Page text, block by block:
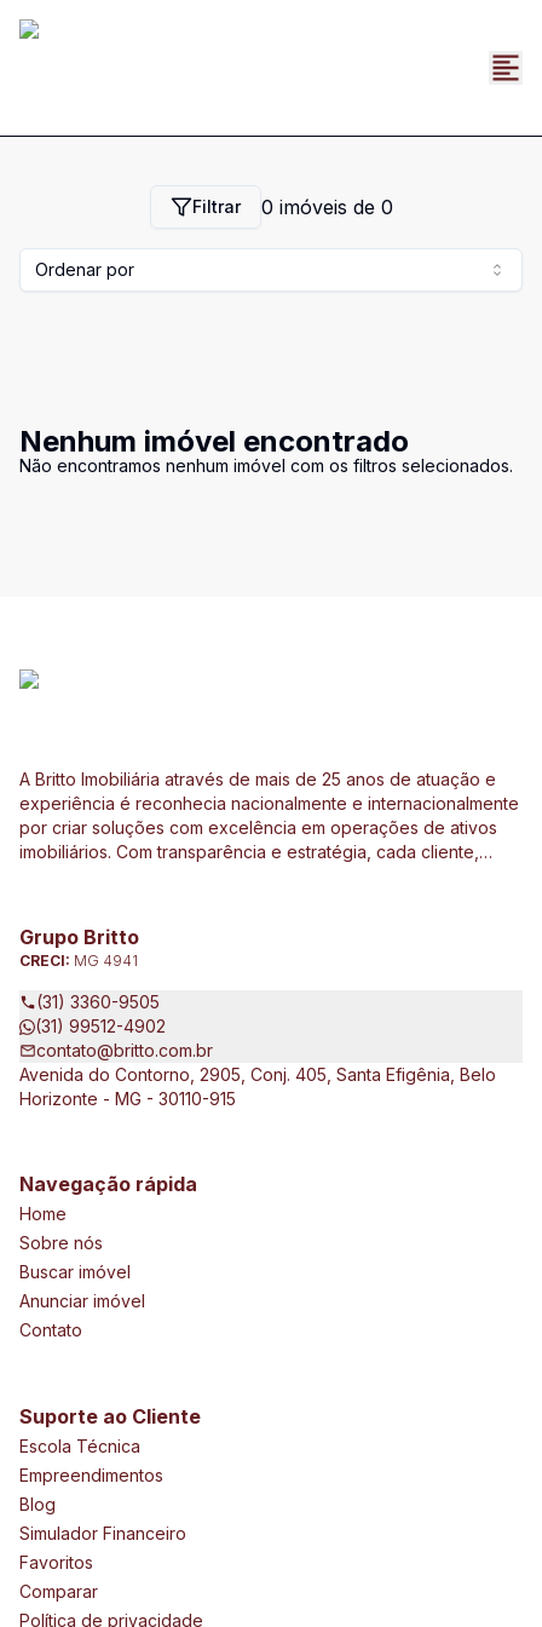
Filtrar 0 imóveis de 0
Ordenar por
Nenhum imóvel encontrado
Não encontramos nenhum imóvel com os filtros selecionados.
A Britto Imobiliária através de mais de 25 anos de atuação e
experiência é reconhecia nacionalmente e internacionalmente
por criar soluções com excelência em operações de ativos
imobiliários. Com transparência e estratégia, cada cliente,
investimentos ligados ao mercado imobiliário, construção civil,
incorporação de empreendimentos, avaliações e perícias de
imóveis urbanos e rurais. Atuamos no Brasil e no exterior, junto
a clientes exigentes e de vários tipos e porte, que pretendem
expandir seus negócios.
Grupo Britto
CRECI: MG 4941
(31) 3360-9505
(31) 99512-4902
contato@britto.com.br
Avenida do Contorno, 2905, Conj. 405, Santa Efigênia, Belo
Horizonte - MG - 30110-915
Navegação rápida
Home
Sobre nós
Buscar imóvel
Anunciar imóvel
Contato
Suporte ao Cliente
Escola Técnica
Empreendimentos
Blog
Simulador Financeiro
Favoritos
Comparar
Política de privacidade